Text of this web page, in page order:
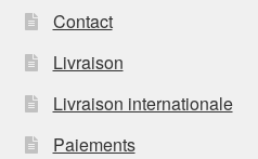
Contact
Livraison
Livraison internationale
Paiements